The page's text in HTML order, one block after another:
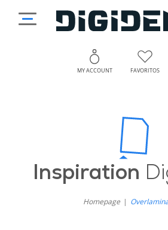
MY ACCOUNT FAVORITOS
Inspiration
Homepage